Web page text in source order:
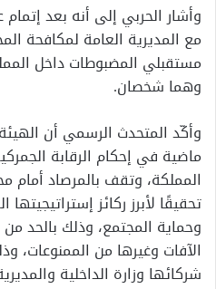
وأشار الحربي إلى أنه بعد
مع المديرية العامة لمكافحة
مستقبلي المضبوطات داخل
وهما شخصان.
وأكّد المتحدث الرسمي أن
ماضية في إحكام الرقابة
المملكة، وتقف بالمرصاد أمام
تحقيقًا لأبرز ركائز
وحماية المجتمع، وذلك بالحد
الآفات وغيرها من الممنوعات،
شركائها وزارة الداخلية